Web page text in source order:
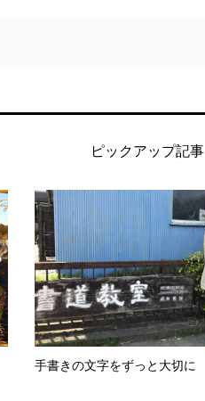
ピックアップ記事
手書きの文字をずっと大切に